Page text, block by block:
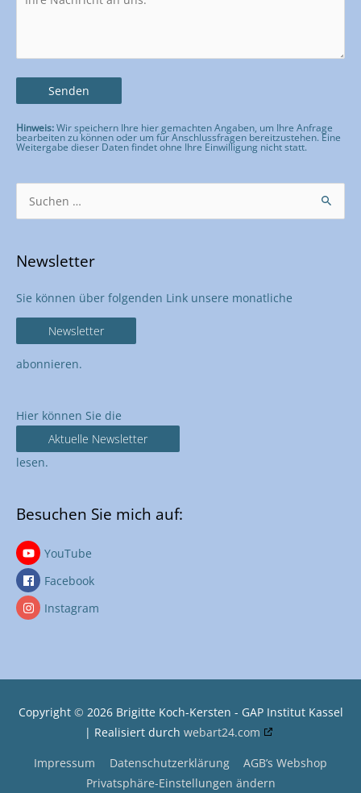
Hinweis:Wir speichern Ihre hier gemachten Angaben, um Ihre Anfrage
bearbeiten zu können oder um für Anschlussfragen bereitzustehen. Eine
Weitergabe dieser Daten findet ohne Ihre Einwilligung nicht statt.
Bitte lasse dieses Feld leer.
Newsletter
Sie können über folgenden Link unsere monatliche
Newsletter
abonnieren.
Hier können Sie die
Aktuelle Newsletter
lesen.
Besuchen Sie mich auf:
YouTube
Facebook
Instagram
Copyright © 2026 Brigitte Koch-Kersten - GAP Institut Kassel
| Realisiert durch webart24.com
Impressum Datenschutzerklärung
AGB’s Webshop
Privatsphäre-Einstellungen ändern